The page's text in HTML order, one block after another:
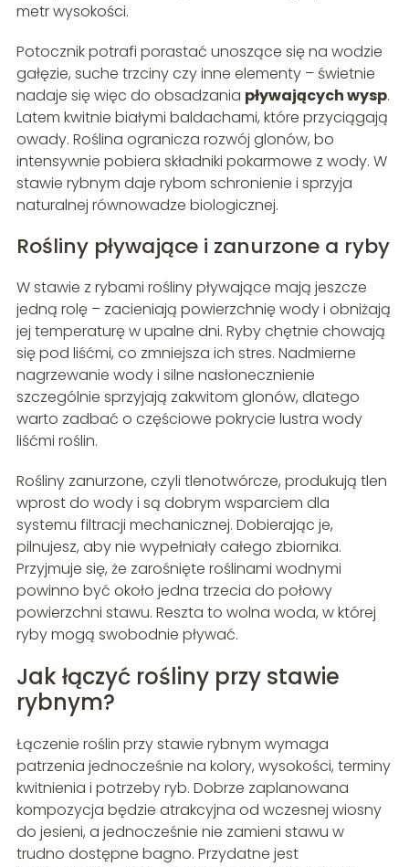
metr wysokości.
Potocznik potrafi porastać unoszące się na wodzie
gałęzie, suche trzciny czy inne elementy – świetnie
nadaje się więc do obsadzania pływających wysp.
Latem kwitnie białymi baldachami, które przyciągają
owady. Roślina ogranicza rozwój glonów, bo
intensywnie pobiera składniki pokarmowe z wody. W
stawie rybnym daje rybom schronienie i sprzyja
naturalnej równowadze biologicznej.
Rośliny pływające i zanurzone a ryby
W stawie z rybami rośliny pływające mają jeszcze
jedną rolę – zacieniają powierzchnię wody i obniżają
jej temperaturę w upalne dni. Ryby chętnie chowają
się pod liśćmi, co zmniejsza ich stres. Nadmierne
nagrzewanie wody i silne nasłonecznienie
szczególnie sprzyjają zakwitom glonów, dlatego
warto zadbać o częściowe pokrycie lustra wody
liśćmi roślin.
Rośliny zanurzone, czyli tlenotwórcze, produkują tlen
wprost do wody i są dobrym wsparciem dla
systemu filtracji mechanicznej. Dobierając je,
pilnujesz, aby nie wypełniały całego zbiornika.
Przyjmuje się, że zarośnięte roślinami wodnymi
powinno być około jedna trzecia do połowy
powierzchni stawu. Reszta to wolna woda, w której
ryby mogą swobodnie pływać.
Jak łączyć rośliny przy stawie
rybnym?
Łączenie roślin przy stawie rybnym wymaga
patrzenia jednocześnie na kolory, wysokości, terminy
kwitnienia i potrzeby ryb. Dobrze zaplanowana
kompozycja będzie atrakcyjna od wczesnej wiosny
do jesieni, a jednocześnie nie zamieni stawu w
trudno dostępne bagno. Przydatne jest